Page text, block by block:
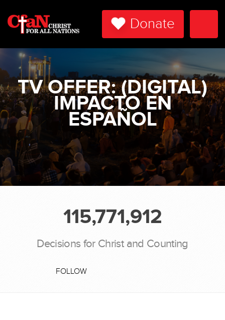
Donate
TV OFFER: (DIGITAL)
IMPACTO EN
ESPAÑOL
115,771,912
Decisions for Christ and Counting
FOLLOW